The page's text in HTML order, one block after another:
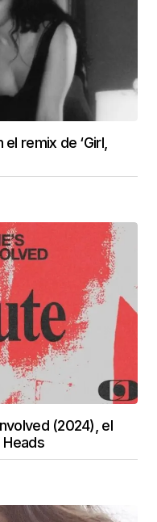
remix de ‘Girl,
(2024), el
Heads